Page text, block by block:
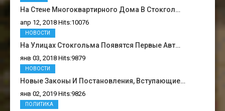
На Стене Многоквартирного Дома В Стокгол…
апр 12, 2018 Hits:10076
На Улицах Стокгольма Появятся Первые Авт…
янв 03, 2018 Hits:9879
НОВОСТИ
Новые Законы И Постановления, Вступающие…
янв 02, 2019 Hits:9826
НОВОСТИ
ПОЛИТИКА